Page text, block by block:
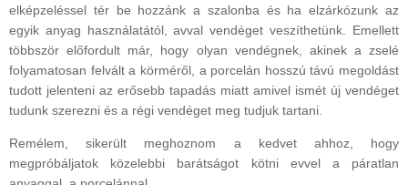
elképzeléssel tér be hozzánk a szalonba és ha elzárkózunk az
egyik anyag használatától, avval vendéget veszíthetünk. Emellett
többször előfordult már, hogy olyan vendégnek, akinek a zselé
folyamatosan felvált a körméről, a porcelán hosszú távú megoldást
tudott jelenteni az erősebb tapadás miatt amivel ismét új vendéget
tudunk szerezni és a régi vendéget meg tudjuk tartani.
Remélem, sikerült meghoznom a kedvet ahhoz, hogy
megpróbáljatok közelebbi barátságot kötni evvel a páratlan